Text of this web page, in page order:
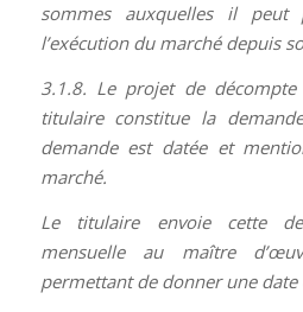
sommes auxquelles il
l’exécution du marché depuis
3.1.8. Le projet de
titulaire constitue la
demande est datée et
marché.
Le titulaire envoie cette
mensuelle au maître
permettant de donner une date